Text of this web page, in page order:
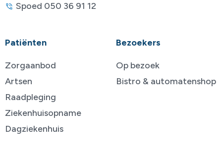
Spoed 050 36 91 12
Patiënten
Zorgaanbod
Artsen
Raadpleging
Ziekenhuisopname
Dagziekenhuis
Bezoekers
Op bezoek
Bistro & automatenshop